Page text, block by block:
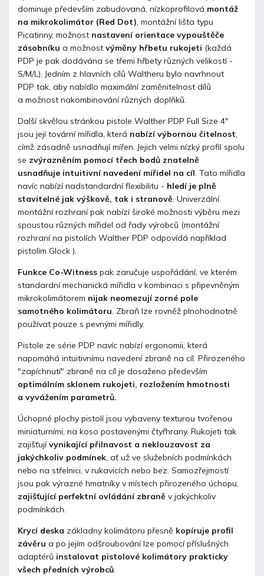
dominuje především zabudovaná, nízkoprofilová montáž
na mikrokolimátor (Red Dot), montážní lišta typu
Picatinny, možnost nastavení orientace vypouštěče
zásobníku a možnost výměny hřbetu rukojeti (každá
PDP je pak dodávána se třemi hřbety různých velikostí -
S/M/L). Jedním z hlavních cílů Waltheru bylo navrhnout
PDP tak, aby nabídlo maximální zaměnitelnost dílů
a možnost nakombinování různých doplňků.
Další skvělou stránkou pistole Walther PDP Full Size 4"
jsou její tovární mířidla, která nabízí výbornou čitelnost,
címž zásadně usnadňují mířen. Jejich velmi nízký profil spolu
se zvýrazněním pomocí třech bodů znatelně
usnadňuje intuitivní navedení mířidel na cíl. Tato mířidla
navíc nabízí nadstandardní flexibilitu - hledí je plně
stavitelné jak výškově, tak i stranově. Univerzální
montážní rozhraní pak nabízí široké možnosti výběru mezi
spoustou různých mířidel od řady výrobců (montážní
rozhraní na pistolích Walther PDP odpovídá například
pistolím Glock ).
Funkce Co-Witness pak zaručuje uspořádání, ve kterém
standardní mechanická mířidla v kombinaci s připevněným
mikrokolimátorem nijak neomezují zorné pole
samotného kolimátoru. Zbraň lze rovněž plnohodnotně
používat pouze s pevnými mířidly.
Pistole ze série PDP navíc nabízí ergonomii, která
napomáhá intuitivnímu navedení zbraně na cíl. Přirozeného
"zapíchnutí" zbraně na cíl je dosaženo především
optimálním sklonem rukojeti, rozložením hmotnosti
a vyvážením parametrů.
Úchopné plochy pistolí jsou vybaveny texturou tvořenou
miniaturními, na koso postavenými čtyřhrany. Rukojeti tak
zajišťujívynikající přilnavost a neklouzavost za
jakýchkoliv podmínek, ať už ve služebních podmínkách
nebo na střelnici, v rukavicích nebo bez. Samozřejmostí
jsou pak výrazné hmatníky v místech přirozeného úchopu,
zajišťující perfektní ovládání zbraně v jakýchkoliv
podmínkách.
Krycí deska základny kolimátoru přesně kopíruje profil
závěru a po jejím odšroubování lze pomocí příslušných
adaptérů instalovat pistolové kolimátory prakticky
všech předních výrobců.